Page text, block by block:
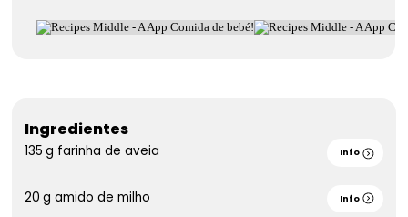
Ingredientes
135 g farinha de aveia Info
20 g amido de milho Info